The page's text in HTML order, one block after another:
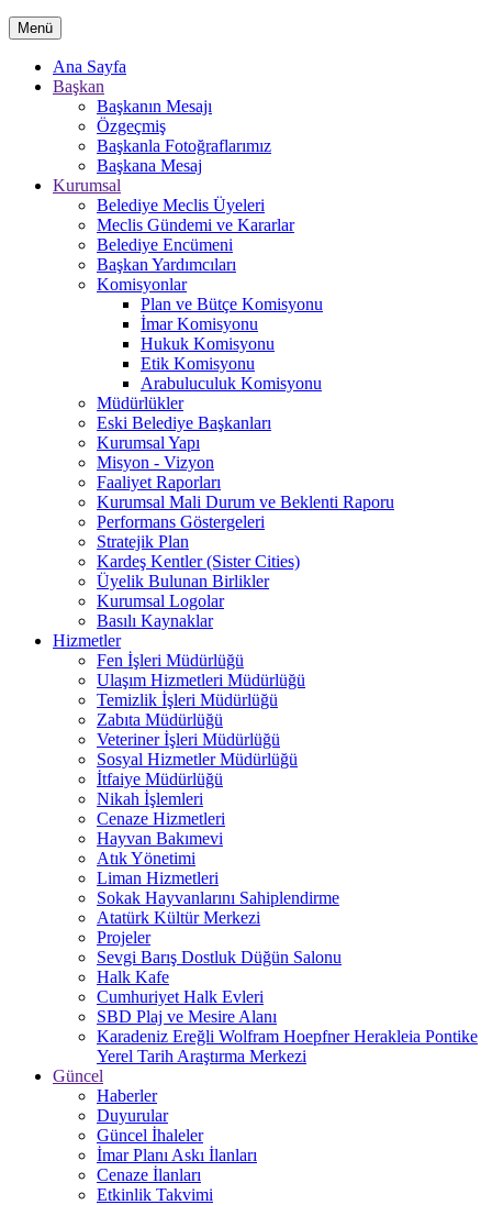
Menü
Ana Sayfa
Başkan
Başkanın Mesajı
Özgeçmiş
Başkanla Fotoğraflarımız
Başkana Mesaj
Kurumsal
Belediye Meclis Üyeleri
Meclis Gündemi ve Kararlar
Belediye Encümeni
Başkan Yardımcıları
Komisyonlar
Plan ve Bütçe Komisyonu
İmar Komisyonu
Hukuk Komisyonu
Etik Komisyonu
Arabuluculuk Komisyonu
Müdürlükler
Eski Belediye Başkanları
Kurumsal Yapı
Misyon - Vizyon
Faaliyet Raporları
Kurumsal Mali Durum ve Beklenti Raporu
Performans Göstergeleri
Stratejik Plan
Kardeş Kentler (Sister Cities)
Üyelik Bulunan Birlikler
Kurumsal Logolar
Basılı Kaynaklar
Hizmetler
Fen İşleri Müdürlüğü
Ulaşım Hizmetleri Müdürlüğü
Temizlik İşleri Müdürlüğü
Zabıta Müdürlüğü
Veteriner İşleri Müdürlüğü
Sosyal Hizmetler Müdürlüğü
İtfaiye Müdürlüğü
Nikah İşlemleri
Cenaze Hizmetleri
Hayvan Bakımevi
Atık Yönetimi
Liman Hizmetleri
Sokak Hayvanlarını Sahiplendirme
Atatürk Kültür Merkezi
Projeler
Sevgi Barış Dostluk Düğün Salonu
Halk Kafe
Cumhuriyet Halk Evleri
SBD Plaj ve Mesire Alanı
Karadeniz Ereğli Wolfram Hoepfner Herakleia Pontike
Yerel Tarih Araştırma Merkezi
Güncel
Haberler
Duyurular
Güncel İhaleler
İmar Planı Askı İlanları
Cenaze İlanları
Etkinlik Takvimi